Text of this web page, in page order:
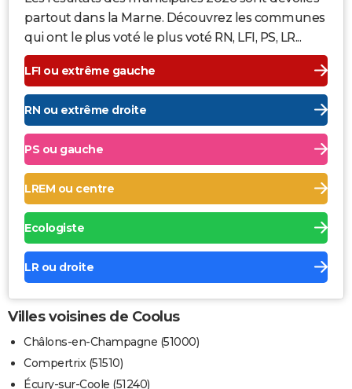
partout dans la Marne. Découvrez les communes
qui ont le plus voté le plus voté RN, LFI, PS, LR...
LFI ou extrême gauche
RN ou extrême droite
PS ou gauche
LREM ou centre
Ecologiste
LR ou droite
Villes voisines de Coolus
Châlons-en-Champagne (51000)
Compertrix (51510)
Écury-sur-Coole (51240)